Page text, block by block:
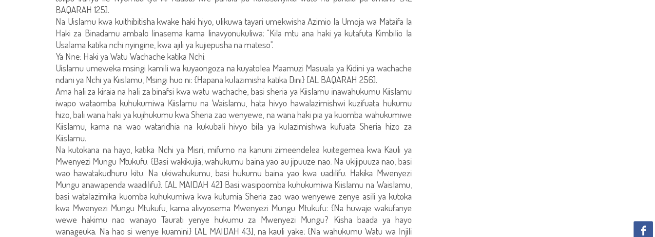
BAQARAH 125].
Na Uislamu kwa kuithibitisha kwake haki hiyo, ulikuwa tayari umekwisha Azimio la Umoja wa Mataifa la
Haki za Binadamu ambalo linasema kama linavyonukuliwa: "Kila mtu ana haki ya kutafuta Kimbilio la
Usalama katika nchi nyingine, kwa ajili ya kujiepusha na mateso".
Ya Nne: Haki ya Watu Wachache katika Nchi:
Uislamu umeweka msingi kamili wa kuyaongoza na kuyatolea Maamuzi Masuala ya Kidini ya wachache
ndani ya Nchi ya Kiislamu, Msingi huo ni: {Hapana kulazimisha katika Dini} [AL BAQARAH 256].
Ama hali za kiraia na hali za binafsi kwa watu wachache, basi sheria ya Kiislamu inawahukumu Kiislamu
iwapo wataomba kuhukumiwa Kiislamu na Waislamu, hata hivyo hawalazimishwi kuzifuata hukumu
hizo, bali wana haki ya kujihukumu kwa Sheria zao wenyewe, na wana haki pia ya kuomba wahukumiwe
Kiislamu, kama na wao wataridhia na kukubali hivyo bila ya kulazimishwa kufuata Sheria hizo za
Kiislamu.
Na kutokana na hayo, katika Nchi ya Misri, mifumo na kanuni zimeendelea kuitegemea kwa Kauli ya
Mwenyezi Mungu Mtukufu: {Basi wakikujia, wahukumu baina yao au jipuuze nao. Na ukijipuuza nao, basi
wao hawatakudhuru kitu. Na ukiwahukumu, basi hukumu baina yao kwa uadilifu. Hakika Mwenyezi
Mungu anawapenda waadilifu}. [AL MAIDAH 42] Basi wasipoomba kuhukumiwa Kiislamu na Waislamu,
basi watalazimika kuomba kuhukumiwa kwa kutumia Sheria zao wao wenyewe zenye asili ya kutoka
kwa Mwenyezi Mungu Mtukufu, kama alivyosema Mwenyezi Mungu Mtukufu: {Na huwaje wakufanye
wewe hakimu nao wanayo Taurati yenye hukumu za Mwenyezi Mungu? Kisha baada ya hayo
wanageuka. Na hao si wenye kuamini} [AL MAIDAH 43], na kauli yake: {Na wahukumu Watu wa Injili